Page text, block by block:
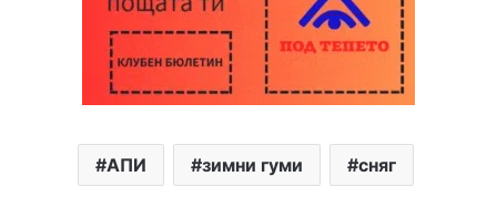
АПИ зимни гуми сняг